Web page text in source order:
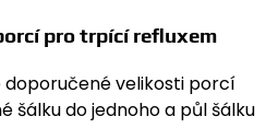
pro trpící refluxem
doporučené velikosti porcí
šálku do jednoho a půl šálku